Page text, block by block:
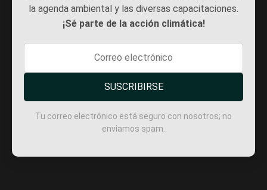
la agenda ambiental y las diversas capacitaciones.
¡Sé parte de la acción climática!
SUSCRIBIRSE
Tu correo electrónico está seguro con nosotros; no
enviamos spam.